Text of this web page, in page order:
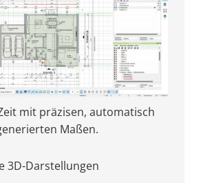
mit präzisen, automatisch
Maßen.
3D-Darstellungen